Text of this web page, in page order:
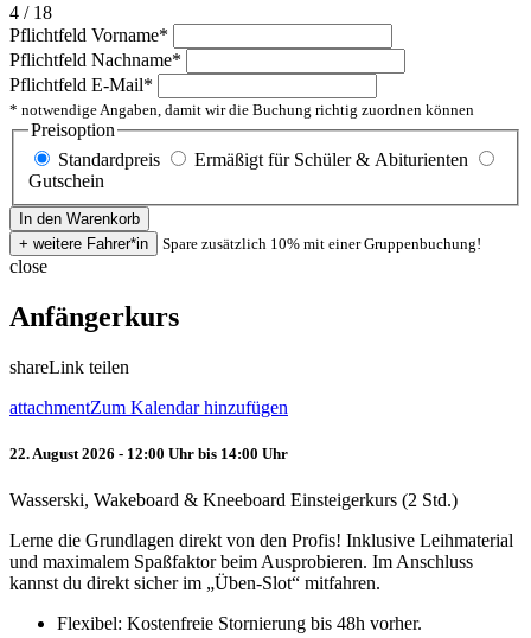
4 / 18
Pflichtfeld Vorname*
Pflichtfeld Nachname*
Pflichtfeld E-Mail*
* notwendige Angaben, damit wir die Buchung richtig zuordnen können
Preisoption
Standardpreis
Ermäßigt für Schüler & Abiturienten
Gutschein
Spare zusätzlich 10% mit einer Gruppenbuchung!
close
Anfängerkurs
shareLink teilen
attachmentZum Kalendar hinzufügen
22. August 2026 - 12:00 Uhr bis 14:00 Uhr
Wasserski, Wakeboard & Kneeboard Einsteigerkurs (2 Std.)
Lerne die Grundlagen direkt von den Profis! Inklusive Leihmaterial
und maximalem Spaßfaktor beim Ausprobieren. Im Anschluss
kannst du direkt sicher im „Üben-Slot“ mitfahren.
Flexibel: Kostenfreie Stornierung bis 48h vorher.